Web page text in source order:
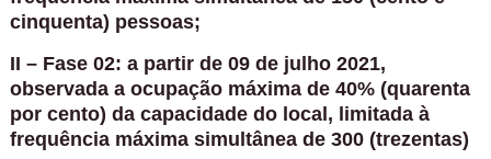
cinquenta) pessoas;
II – Fase 02: a partir de 09 de julho 2021,
observada a ocupação máxima de 40% (quarenta
por cento) da capacidade do local, limitada à
frequência máxima simultânea de 300 (trezentas)